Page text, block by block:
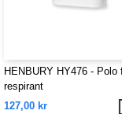
HENBURY HY476 - Polo
respirant
127,00 kr